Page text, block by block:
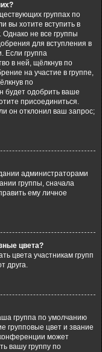
группах по
вы хотите вступить в
не все группы
для вступления в
Если группа
в ней, щёлкнув по
на участие в группе,
по
будет одобрить ваше
присоединиться.
он отклонил ваш запрос;
администраторами
группы, сначала
ему личное
цвета?
цвета участникам групп
друга.
группа по умолчанию
групповые цвет и звание
может
вашу группу по